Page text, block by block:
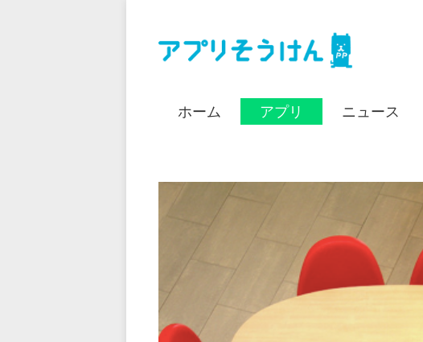
ホーム アプリ ニュース